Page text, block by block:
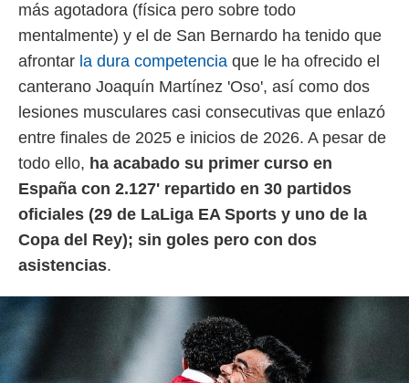
más agotadora (física pero sobre todo
mentalmente) y el de San Bernardo ha tenido que
afrontar la dura competencia que le ha ofrecido el
canterano Joaquín Martínez 'Oso', así como dos
lesiones musculares casi consecutivas que enlazó
entre finales de 2025 e inicios de 2026. A pesar de
todo ello, ha acabado su primer curso en
España con 2.127' repartido en 30 partidos
oficiales (29 de LaLiga EA Sports y uno de la
Copa del Rey); sin goles pero con dos
asistencias.